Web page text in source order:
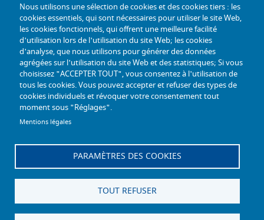
Standard téléphonique :
Lundi au jeudi :
de 9h00 à 12h30 - de 13h30 à 17h00
Vendredi :
de 9h00 à 12h30 - de 13h30 à 16h30
TÉL :+33 (0) 3 26 26 06 06
COURRIEL : accueil@mdph51.fr
Nous utilisons une sélection de cookies et des cookies tiers : les
cookies essentiels, qui sont nécessaires pour utiliser le site Web,
les cookies fonctionnels, qui offrent une meilleure facilité
d'utilisation lors de l'utilisation du site Web; les cookies
d'analyse, que nous utilisons pour générer des données
agrégées sur l'utilisation du site Web et des statistiques; Si vous
choisissez "ACCEPTER TOUT", vous consentez à l'utilisation de
tous les cookies. Vous pouvez accepter et refuser des types de
cookies individuels et révoquer votre consentement tout
moment sous "Réglages".
Mentions légales
PARAMÈTRES DES COOKIES
TOUT REFUSER
Offres d'emploi
Accessibilité - Conformité partielle
Gestion des cookies
Mentions légales
Facebook
Instagram